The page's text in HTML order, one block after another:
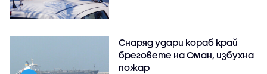
Снаряд удари кораб край
бреговете на Оман, избухна
пожар